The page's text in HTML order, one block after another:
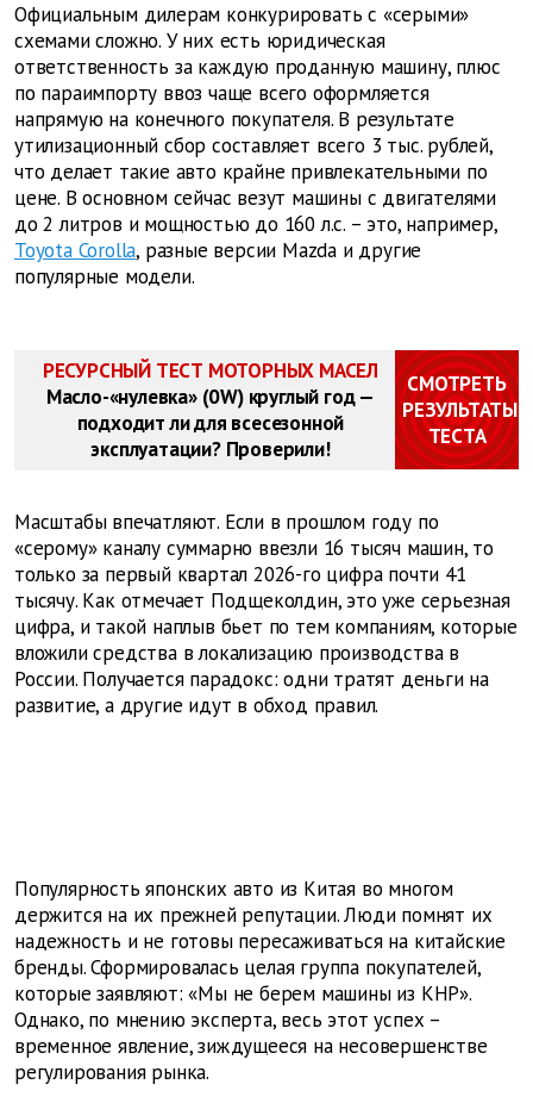
Официальным дилерам конкурировать с «серыми»
схемами сложно. У них есть юридическая
ответственность за каждую проданную машину, плюс
по параимпорту ввоз чаще всего оформляется
напрямую на конечного покупателя. В результате
утилизационный сбор составляет всего 3 тыс. рублей,
что делает такие авто крайне привлекательными по
цене. В основном сейчас везут машины с двигателями
до 2 литров и мощностью до 160 л.с. – это, например,
Toyota Corolla, разные версии Mazda и другие
популярные модели.
РЕСУРСНЫЙ ТЕСТ МОТОРНЫХ МАСЕЛ
Масло-«нулевка» (0W) круглый год —
подходит ли для всесезонной
эксплуатации? Проверили!
СМОТРЕТЬ
РЕЗУЛЬТАТЫ
ТЕСТА
Масштабы впечатляют. Если в прошлом году по
«серому» каналу суммарно ввезли 16 тысяч машин, то
только за первый квартал 2026-го цифра почти 41
тысячу. Как отмечает Подщеколдин, это уже серьезная
цифра, и такой наплыв бьет по тем компаниям, которые
вложили средства в локализацию производства в
России. Получается парадокс: одни тратят деньги на
развитие, а другие идут в обход правил.
Популярность японских авто из Китая во многом
держится на их прежней репутации. Люди помнят их
надежность и не готовы пересаживаться на китайские
бренды. Сформировалась целая группа покупателей,
которые заявляют: «Мы не берем машины из КНР».
Однако, по мнению эксперта, весь этот успех –
временное явление, зиждущееся на несовершенстве
регулирования рынка.